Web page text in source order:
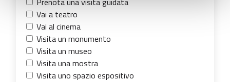
Vai a teatro
Vai al cinema
Visita un monumento
Visita un museo
Visita una mostra
Visita uno spazio espositivo